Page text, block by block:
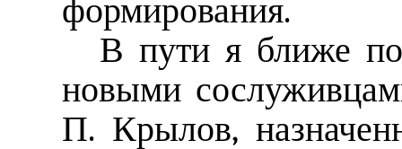
формирования.
В пути я ближе
новыми
П. Крылов,